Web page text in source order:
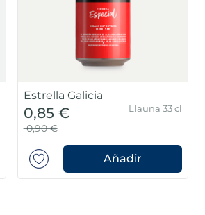
Estrella Galicia
0,85 €
0,90 €
Llauna 33 cl
Añadir